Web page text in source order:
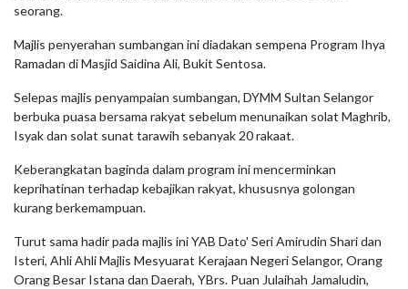
seorang.
Majlis penyerahan sumbangan ini diadakan sempena Program Ihya
Ramadan di Masjid Saidina Ali, Bukit Sentosa.
Selepas majlis penyampaian sumbangan, DYMM Sultan Selangor
berbuka puasa bersama rakyat sebelum menunaikan solat Maghrib,
Isyak dan solat sunat tarawih sebanyak 20 rakaat.
Keberangkatan baginda dalam program ini mencerminkan
keprihatinan terhadap kebajikan rakyat, khususnya golongan
kurang berkemampuan.
Turut sama hadir pada majlis ini YAB Dato' Seri Amirudin Shari dan
Isteri, Ahli Ahli Majlis Mesyuarat Kerajaan Negeri Selangor, Orang
Orang Besar Istana dan Daerah, YBrs. Puan Julaihah Jamaludin,